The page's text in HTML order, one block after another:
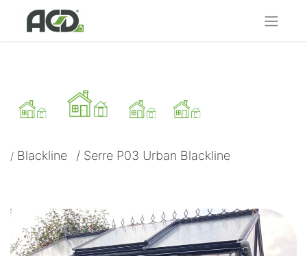
/ Blackline / Serre P03 Urban Blackline